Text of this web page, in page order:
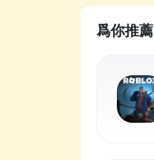
爲你推薦